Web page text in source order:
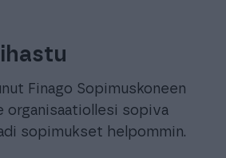
Finago Sopimuskoneen
organisaatiollesi sopiva
sopimukset helpommin.